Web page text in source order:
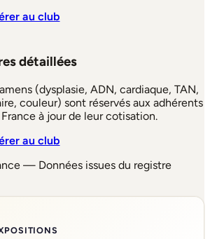
au club
détaillées
(dysplasie, ADN, cardiaque, TAN,
couleur) sont réservés aux adhérents
à jour de leur cotisation.
au club
— Données issues du registre